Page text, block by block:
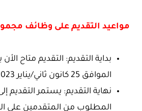
مواعيد التقديم على وظائف
الموافق 25 كانون ثاني/يناير 2023
نهاية التقديم: يستمر التقديم
المطلوب من المتقدمين على